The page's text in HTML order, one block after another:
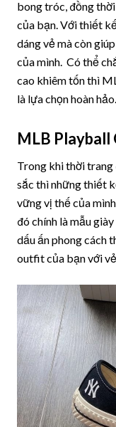
bong tróc, đồng
của bạn. Với thiết
dáng vẻ mà còn
của mình. Có thể
cao khiêm tốn thì
là lựa chọn hoàn hảo.
MLB Playball
Trong khi thời trang
sắc thì những thiết
vững vị thế của
đó chính là mẫu
dấu ấn phong cách
outfit của bạn với